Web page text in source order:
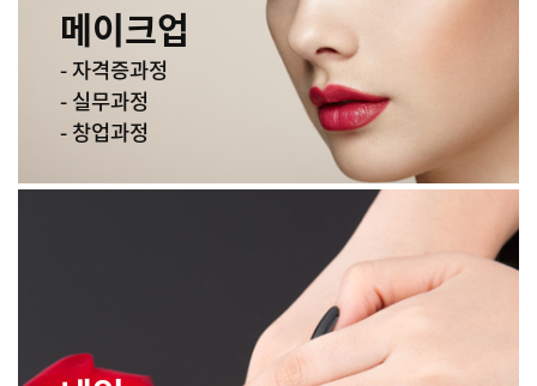
메이크업
- 자격증과정
- 실무과정
- 창업과정